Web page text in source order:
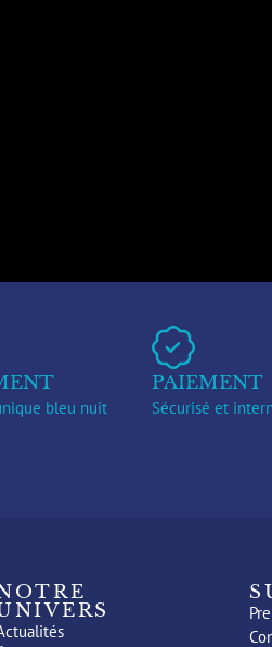
bleu nuit
PAIEMENT
Sécurisé et